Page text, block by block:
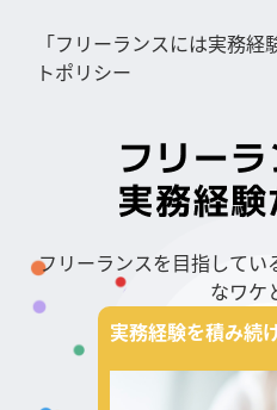
「フリーランスには実務
トポリシー
実務経験を積み続
フリーランスを目指して
なワケ